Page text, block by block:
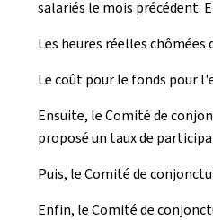
salariés le mois précédent.
Les heures réelles
Le coût pour le fonds pour
Ensuite, le Comité de
proposé un taux de
Puis, le Comité de
Enfin, le Comité de